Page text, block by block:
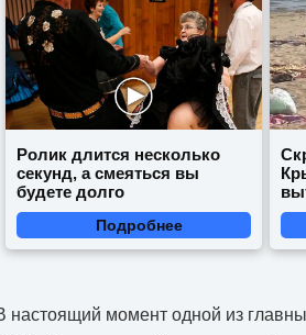
Ролик длится несколько
секунд, а смеяться вы
будете долго
Подробнее
настоящий момент одной из